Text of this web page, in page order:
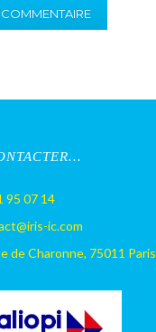
95 07 14
ic.com
de Charonne, 75011 Paris